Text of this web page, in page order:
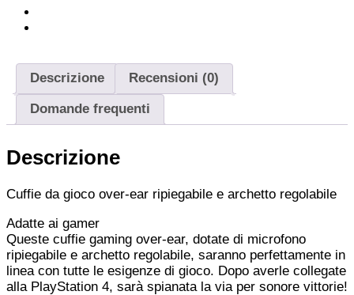
Descrizione Recensioni (0)
Domande frequenti
Descrizione
Cuffie da gioco over-ear ripiegabile e archetto regolabile
Adatte ai gamer
Queste cuffie gaming over-ear, dotate di microfono
ripiegabile e archetto regolabile, saranno perfettamente in
linea con tutte le esigenze di gioco. Dopo averle collegate
alla PlayStation 4, sarà spianata la via per sonore vittorie!